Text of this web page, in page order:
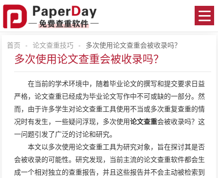
首页 - 论文查重技巧 - 多次使用论文查重会被收录吗？
多次使用论文查重会被收录吗？
在当前的学术环境中，随着毕业论文的撰写和提交要求日益
严格，论文查重已经成为毕业论文写作中不可或缺的一部分。然
而，由于许多学生对论文查重工具使用不当或多次重复查重的情
况时有发生，一些疑问浮现，多次使用论文查重会被收录吗？这
一问题引发了广泛的讨论和研究。
本文以多次使用论文查重工具为研究对象，旨在探讨其是否
会被收录的可能性。研究发现，当前主流的论文查重软件都会生
成一个相对独立的查重报告，并且这些报告并不会主动被检索到